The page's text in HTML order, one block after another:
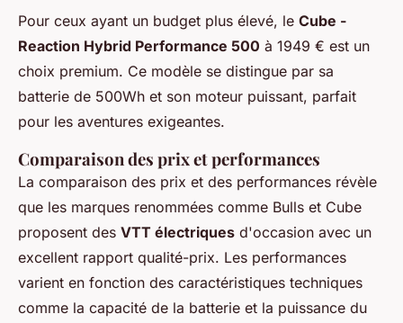
Pour ceux ayant un budget plus élevé, le Cube -
Reaction Hybrid Performance 500 à 1949 € est un
choix premium. Ce modèle se distingue par sa
batterie de 500Wh et son moteur puissant, parfait
pour les aventures exigeantes.
Comparaison des prix et performances
La comparaison des prix et des performances révèle
que les marques renommées comme Bulls et Cube
proposent des VTT électriques d'occasion avec un
excellent rapport qualité-prix. Les performances
varient en fonction des caractéristiques techniques
comme la capacité de la batterie et la puissance du